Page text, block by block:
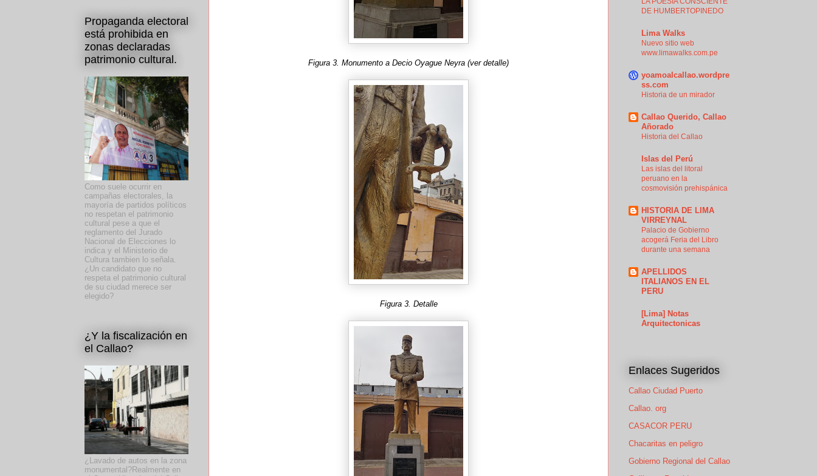
Figura 3. Monumento a Decio Oyague Neyra (ver detalle)
Figura 3. Detalle
Propaganda electoral
está prohibida en
zonas declaradas
patrimonio cultural.
Como suele ocurrir en
campañas electorales, la
mayoría de partidos políticos
no respetan el patrimonio
cultural pese a que el
reglamento del Jurado
Nacional de Elecciones lo
indica y el Ministerio de
Cultura tambien lo señala.
¿Un candidato que no
respeta el patrimonio cultural
de su ciudad merece ser
elegido?
¿Y la fiscalización en
el Callao?
¿Lavado de autos en la zona
monumental?Realmente en
DE HUMBERTOPINEDO
Lima Walks
Nuevo sitio web
www.limawalks.com.pe
yoamoalcallao.wordpre
ss.com
Historia de un mirador
Callao Querido, Callao
Añorado
Historia del Callao
Islas del Perú
Las islas del litoral
peruano en la
cosmovisión prehispánica
HISTORIA DE LIMA
VIRREYNAL
Palacio de Gobierno
acogerá Feria del Libro
durante una semana
APELLIDOS
ITALIANOS EN EL
PERU
[Lima] Notas
Arquitectonicas
Enlaces Sugeridos
Callao Ciudad Puerto
Callao. org
CASACOR PERU
Chacaritas en peligro
Gobierno Regional del Callao